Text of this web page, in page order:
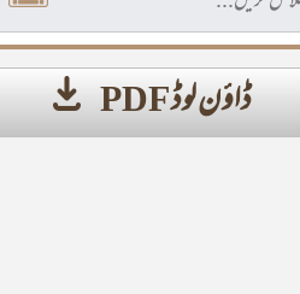
ڈاؤن لوڈ PDF